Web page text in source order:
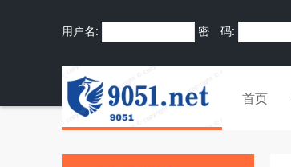
用户名: 密 码:
首页